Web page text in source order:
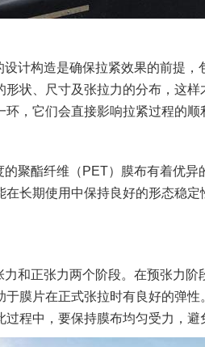
计构造是确保拉紧效果的前提
状、尺寸及张拉力的分布，这
，它们会直接影响拉紧过程的顺
聚酯纤维（PET）膜布有着优
长期使用中保持良好的形态稳
和正张力两个阶段。在预张力
膜片在正式张拉时有良好的弹
程中，要保持膜布均匀受力，避